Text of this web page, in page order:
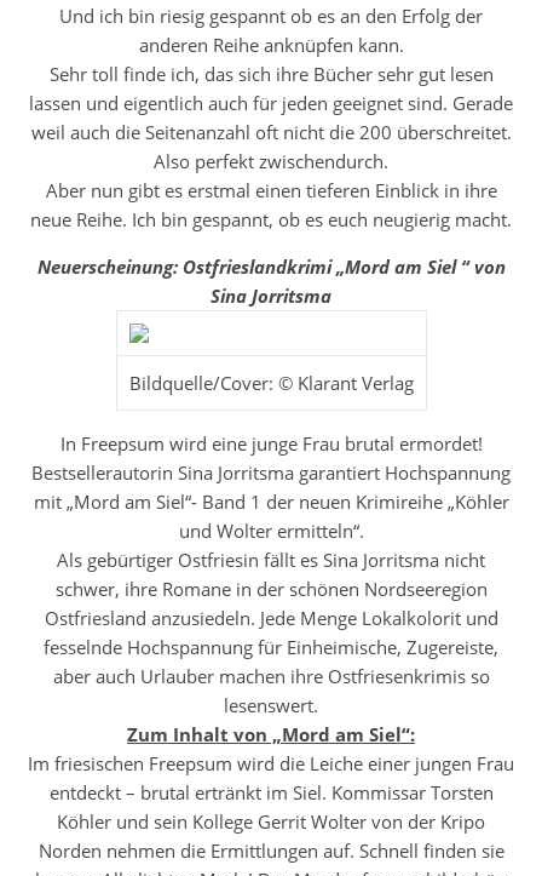
Und ich bin riesig gespannt ob es an den Erfolg der
anderen Reihe anknüpfen kann.
Sehr toll finde ich, das sich ihre Bücher sehr gut lesen
lassen und eigentlich auch für jeden geeignet sind. Gerade
weil auch die Seitenanzahl oft nicht die 200 überschreitet.
Also perfekt zwischendurch.
Aber nun gibt es erstmal einen tieferen Einblick in ihre
neue Reihe. Ich bin gespannt, ob es euch neugierig macht.
Neuerscheinung: Ostfrieslandkrimi „Mord am Siel “ von
Sina Jorritsma
Bildquelle/Cover: © Klarant Verlag
In Freepsum wird eine junge Frau brutal ermordet!
Bestsellerautorin Sina Jorritsma garantiert Hochspannung
mit „Mord am Siel“- Band 1 der neuen Krimireihe „Köhler
und Wolter ermitteln“.
Als gebürtiger Ostfriesin fällt es Sina Jorritsma nicht
schwer, ihre Romane in der schönen Nordseeregion
Ostfriesland anzusiedeln. Jede Menge Lokalkolorit und
fesselnde Hochspannung für Einheimische, Zugereiste,
aber auch Urlauber machen ihre Ostfriesenkrimis so
lesenswert.
Zum Inhalt von „Mord am Siel“:
Im friesischen Freepsum wird die Leiche einer jungen Frau
entdeckt – brutal ertränkt im Siel. Kommissar Torsten
Köhler und sein Kollege Gerrit Wolter von der Kripo
Norden nehmen die Ermittlungen auf. Schnell finden sie